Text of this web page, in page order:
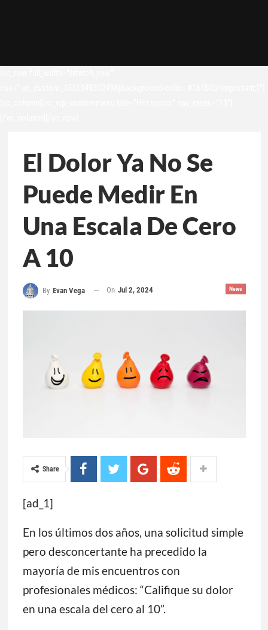
El Dolor Ya No Se
Puede Medir En
Una Escala De Cero
A 10
News
By Evan Vega On Jul 2, 2024
Share
[ad_1]
En los últimos dos años, una solicitud simple
pero desconcertante ha precedido la
mayoría de mis encuentros con
profesionales médicos: “Califique su dolor
en una escala del cero al 10”.